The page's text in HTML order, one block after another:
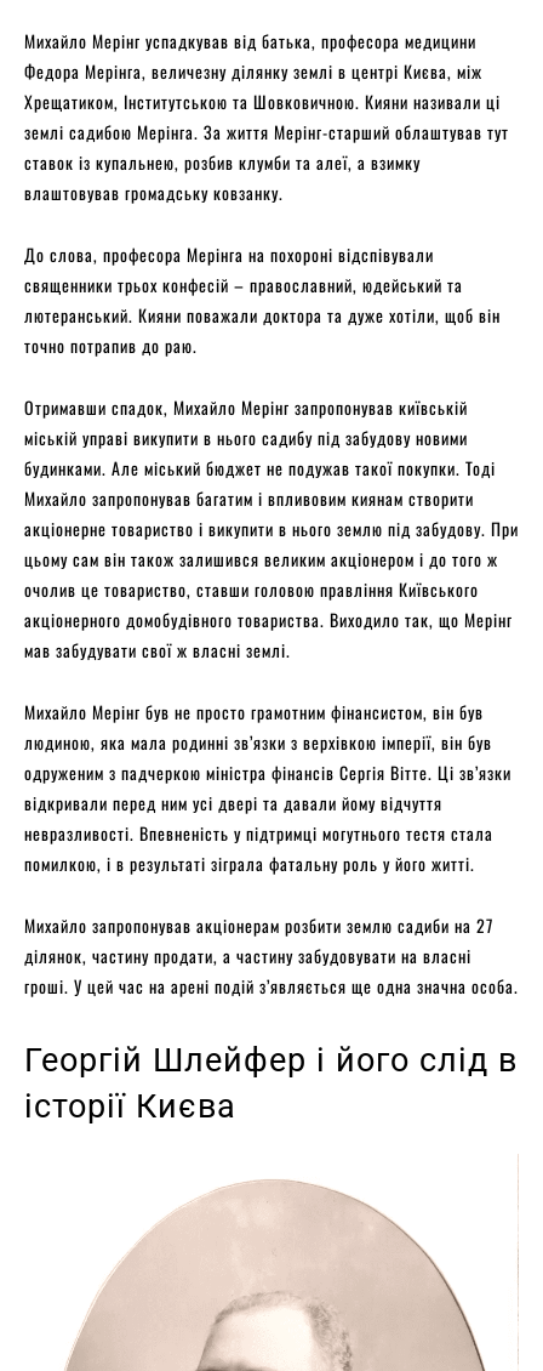
Михайло Мерінг успадкував від батька, професора медицини
Федора Мерінга, величезну ділянку землі в центрі Києва, між
Хрещатиком, Інститутською та Шовковичною. Кияни називали ці
землі садибою Мерінга. За життя Мерінг-старший облаштував тут
ставок із купальнею, розбив клумби та алеї, а взимку
влаштовував громадську ковзанку.
До слова, професора Мерінга на похороні відспівували
священники трьох конфесій – православний, юдейський та
лютеранський. Кияни поважали доктора та дуже хотіли, щоб він
точно потрапив до раю.
Отримавши спадок, Михайло Мерінг запропонував київській
міській управі викупити в нього садибу під забудову новими
будинками. Але міський бюджет не подужав такої покупки. Тоді
Михайло запропонував багатим і впливовим киянам створити
акціонерне товариство і викупити в нього землю під забудову. При
цьому сам він також залишився великим акціонером і до того ж
очолив це товариство, ставши головою правління Київського
акціонерного домобудівного товариства. Виходило так, що Мерінг
мав забудувати свої ж власні землі.
Михайло Мерінг був не просто грамотним фінансистом, він був
людиною, яка мала родинні зв’язки з верхівкою імперії, він був
одруженим з падчеркою міністра фінансів Сергія Вітте. Ці зв’язки
відкривали перед ним усі двері та давали йому відчуття
невразливості. Впевненість у підтримці могутнього тестя стала
помилкою, і в результаті зіграла фатальну роль у його житті.
Михайло запропонував акціонерам розбити землю садиби на 27
ділянок, частину продати, а частину забудовувати на власні
гроші. У цей час на арені подій з’являється ще одна значна особа.
Георгій Шлейфер і його слід в
історії Києва